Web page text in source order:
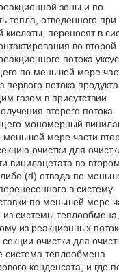
зоны и по
тепла, отведенного при
кислоты, переносят в
во второй
потока
по меньшей мере
первого потока
газом в присутствии
второго потока
мономерный
мере части
очистки для
винилацетата во втором
либо (d) отвода по
в систему
по меньшей мере
из системы
из реакционных
очистки для
система теплообмена
конденсата, и где